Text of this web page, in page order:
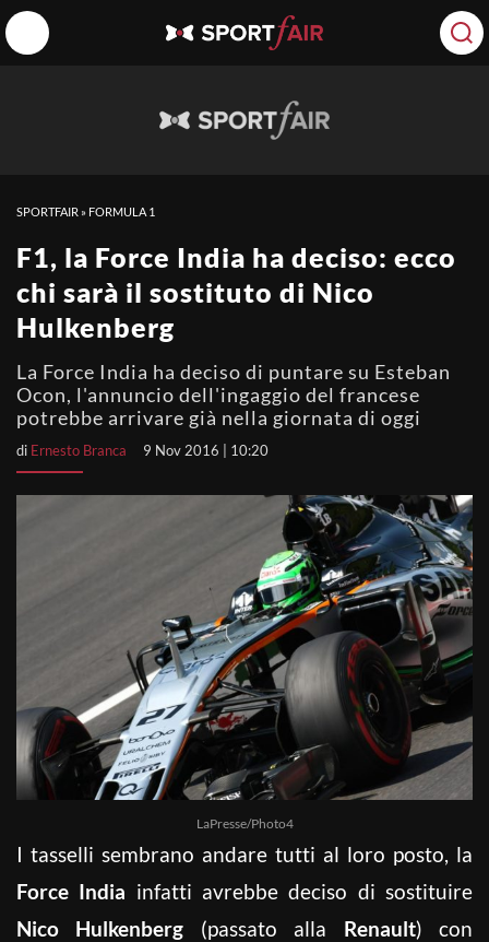
SPORTFAIR » FORMULA 1
F1, la Force India ha deciso: ecco
chi sarà il sostituto di Nico
Hulkenberg
La Force India ha deciso di puntare su Esteban
Ocon, l'annuncio dell'ingaggio del francese
potrebbe arrivare già nella giornata di oggi
di Ernesto Branca 9 Nov 2016 | 10:20
LaPresse/Photo4
I tasselli sembrano andare tutti al loro posto, la
Force India infatti avrebbe deciso di sostituire
Nico Hulkenberg (passato alla Renault) con